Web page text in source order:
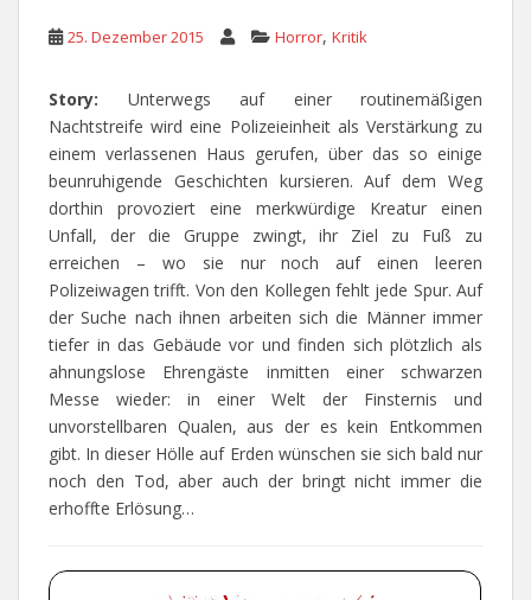
25. Dezember 2015 Horror, Kritik
Story: Unterwegs auf einer routinemäßigen
Nachtstreife wird eine Polizeieinheit als Verstärkung zu
einem verlassenen Haus gerufen, über das so einige
beunruhigende Geschichten kursieren. Auf dem Weg
dorthin provoziert eine merkwürdige Kreatur einen
Unfall, der die Gruppe zwingt, ihr Ziel zu Fuß zu
erreichen – wo sie nur noch auf einen leeren
Polizeiwagen trifft. Von den Kollegen fehlt jede Spur. Auf
der Suche nach ihnen arbeiten sich die Männer immer
tiefer in das Gebäude vor und finden sich plötzlich als
ahnungslose Ehrengäste inmitten einer schwarzen
Messe wieder: in einer Welt der Finsternis und
unvorstellbaren Qualen, aus der es kein Entkommen
gibt. In dieser Hölle auf Erden wünschen sie sich bald nur
noch den Tod, aber auch der bringt nicht immer die
erhoffte Erlösung…